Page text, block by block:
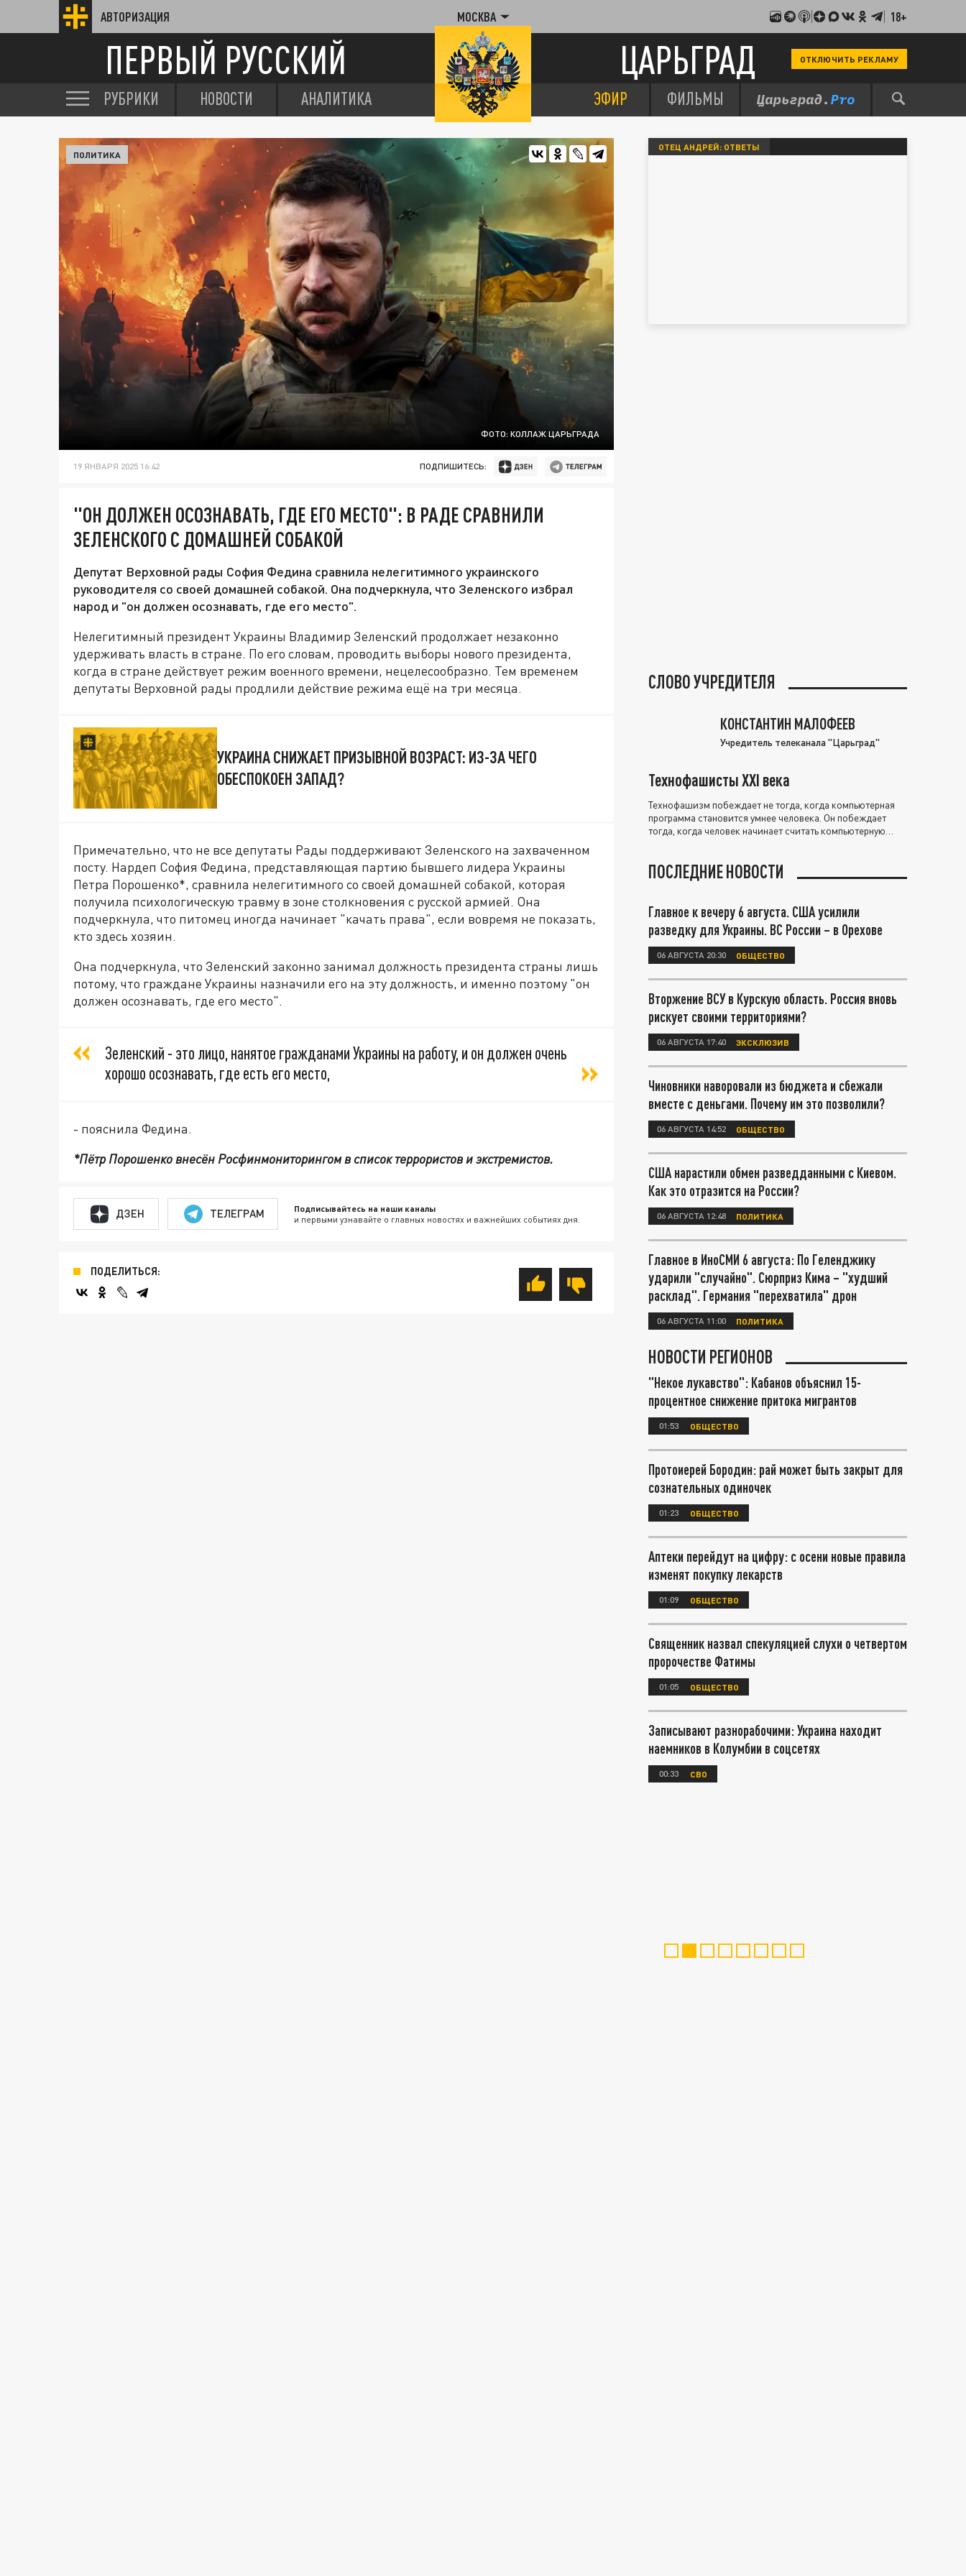
АВТОРИЗАЦИЯ МОСКВА 18+
ПЕРВЫЙ РУССКИЙ ЦАРЬГРАД ОТКЛЮЧИТЬ РЕКЛАМУ
РУБРИКИ НОВОСТИ АНАЛИТИКА ЭФИР ФИЛЬМЫ
ФОТО: КОЛЛАЖ ЦАРЬГРАДА
ПОЛИТИКА
19 ЯНВАРЯ 2025 16:42 ПОДПИШИТЕСЬ:
"ОН ДОЛЖЕН ОСОЗНАВАТЬ, ГДЕ ЕГО МЕСТО": В РАДЕ СРАВНИЛИ
ЗЕЛЕНСКОГО С ДОМАШНЕЙ СОБАКОЙ
Депутат Верховной рады София Федина сравнила нелегитимного украинского
руководителя со своей домашней собакой. Она подчеркнула, что Зеленского избрал
народ и "он должен осознавать, где его место".
Нелегитимный президент Украины Владимир Зеленский продолжает незаконно
удерживать власть в стране. По его словам, проводить выборы нового президента,
когда в стране действует режим военного времени, нецелесообразно. Тем временем
депутаты Верховной рады продлили действие режима ещё на три месяца.
УКРАИНА СНИЖАЕТ ПРИЗЫВНОЙ ВОЗРАСТ: ИЗ-ЗА ЧЕГО
ОБЕСПОКОЕН ЗАПАД?
Примечательно, что не все депутаты Рады поддерживают Зеленского на захваченном
посту. Нардеп София Федина, представляющая партию бывшего лидера Украины
Петра Порошенко*, сравнила нелегитимного со своей домашней собакой, которая
получила психологическую травму в зоне столкновения с русской армией. Она
подчеркнула, что питомец иногда начинает "качать права", если вовремя не показать,
кто здесь хозяин.
Она подчеркнула, что Зеленский законно занимал должность президента страны лишь
потому, что граждане Украины назначили его на эту должность, и именно поэтому "он
должен осознавать, где его место".
Зелeнский - это лицо, нанятое гражданами Украины на работу, и он должен очень
хорошо осознавать, где есть его место,
- пояснила Федина.
*Пётр Порошенко внесён Росфинмониторингом в список террористов и экстремистов.
ДЗЕН ТЕЛЕГРАМ Подписывайтесь на наши каналы
и первыми узнавайте о главных новостях и важнейших событиях дня.
ПОДЕЛИТЬСЯ:
ОТЕЦ АНДРЕЙ: ОТВЕТЫ
СЛОВО УЧРЕДИТЕЛЯ
КОНСТАНТИН МАЛОФЕЕВ
Учредитель телеканала "Царьград"
Технофашисты XXI века
Технофашизм побеждает не тогда, когда компьютерная
программа становится умнее человека. Он побеждает
тогда, когда человек начинает считать компьютерную
ПОСЛЕДНИЕ НОВОСТИ
Главное к вечеру 6 августа. США усилили
разведку для Украины. ВС России – в Орехове
06 АВГУСТА 20:30 ОБЩЕСТВО
Вторжение ВСУ в Курскую область. Россия вновь
рискует своими территориями?
06 АВГУСТА 17:40 ЭКСКЛЮЗИВ
Чиновники наворовали из бюджета и сбежали
вместе с деньгами. Почему им это позволили?
06 АВГУСТА 14:52 ОБЩЕСТВО
США нарастили обмен разведданными с Киевом.
Как это отразится на России?
06 АВГУСТА 12:48 ПОЛИТИКА
Главное в ИноСМИ 6 августа: По Геленджику
ударили "случайно". Сюрприз Кима – "худший
расклад". Германия "перехватила" дрон
06 АВГУСТА 11:00 ПОЛИТИКА
НОВОСТИ РЕГИОНОВ
"Некое лукавство": Кабанов объяснил 15-
процентное снижение притока мигрантов
01:53 ОБЩЕСТВО
Протоиерей Бородин: рай может быть закрыт для
сознательных одиночек
01:23 ОБЩЕСТВО
Аптеки перейдут на цифру: с осени новые правила
изменят покупку лекарств
01:09 ОБЩЕСТВО
Священник назвал спекуляцией слухи о четвертом
пророчестве Фатимы
01:05 ОБЩЕСТВО
Записывают разнорабочими: Украина находит
наемников в Колумбии в соцсетях
00:33 СВО